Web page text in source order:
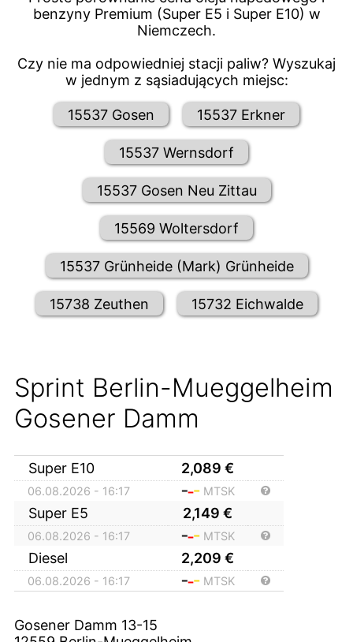
benzyny Premium (Super E5 i Super E10) w
Niemczech.
Czy nie ma odpowiedniej stacji paliw? Wyszukaj
w jednym z sąsiadujących miejsc:
15537 Gosen 15537 Erkner
15537 Wernsdorf
15537 Gosen Neu Zittau
15569 Woltersdorf
15537 Grünheide (Mark) Grünheide
15738 Zeuthen 15732 Eichwalde
Sprint Berlin-Mueggelheim
Gosener Damm
Super E10 2,089 €
06.08.2026 - 16:17 MTSK
Super E5 2,149 €
06.08.2026 - 16:17 MTSK
Diesel 2,209 €
06.08.2026 - 16:17 MTSK
Gosener Damm 13-15